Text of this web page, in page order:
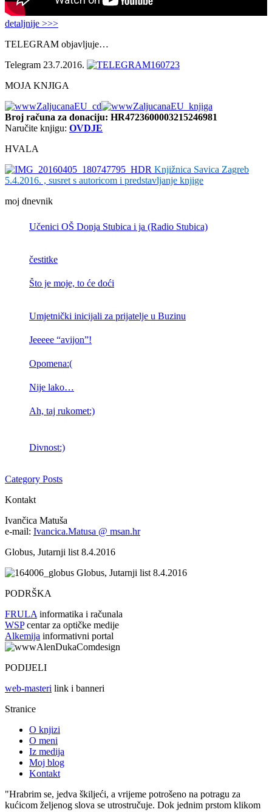
detaljnije >>>
TELEGRAM objavljuje…
Telegram 23.7.2016.
MOJA KNJIGA
Broj računa za donaciju: HR4723600003215246981
Naručite knjigu: OVDJE
HVALA
Knjižnica Savica Zagreb
5.4.2016. , susret s autoricom i predstavljanje knjige
moj dnevnik
Učenici OŠ Donja Stubica i ja (Radio Stubica)
čestitke
Što je moje, to će doći
Umjetnički inicijali za prijatelje u Buzinu
Jeeeee “avijon”!
Opomena:(
Nije lako…
Ah, taj rukomet:)
Divnost:)
Category Posts
Kontakt
Ivančica Matuša
e-mail: Ivancica.Matusa @ msan.hr
Globus, Jutarnji list 8.4.2016
Globus, Jutarnji list 8.4.2016
PODRŠKA
FRULA informatika i računala
WSPcentar za optičke medije
Alkemija informativni portal
PODIJELI
web-masteri link i banneri
Stranice
O knjizi
O meni
Iz medija
Moj blog
Kontakt
"Hrabrim se, jedva škiljeći, a vrijeme potrošeno na potragu za
kućicom željenog slova se utrostručuje. Dok jednim prstom klikom